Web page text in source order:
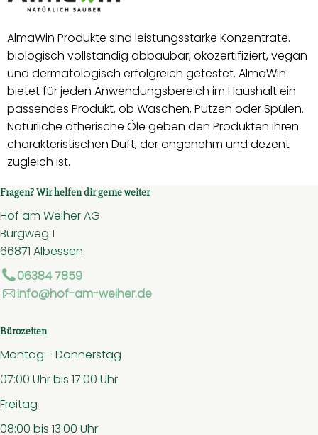
AlmaWin Produkte sind leistungsstarke Konzentrate.
biologisch vollständig abbaubar, ökozertifiziert, vegan
und dermatologisch erfolgreich getestet. AlmaWin
bietet für jeden Anwendungsbereich im Haushalt ein
passendes Produkt, ob Waschen, Putzen oder Spülen.
Natürliche ätherische Öle geben den Produkten ihren
charakteristischen Duft, der angenehm und dezent
zugleich ist.
Fragen? Wir helfen dir gerne weiter
Hof am Weiher AG
Burgweg 1
66871 Albessen
06384 7859
info@hof-am-weiher.de
Bürozeiten
Montag - Donnerstag
07:00 Uhr bis 17:00 Uhr
Freitag
08:00 bis 13:00 Uhr